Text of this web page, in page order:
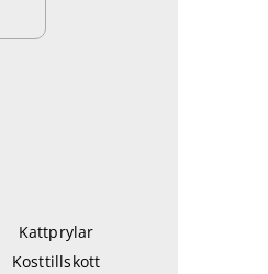
Kattprylar
Kosttillskott